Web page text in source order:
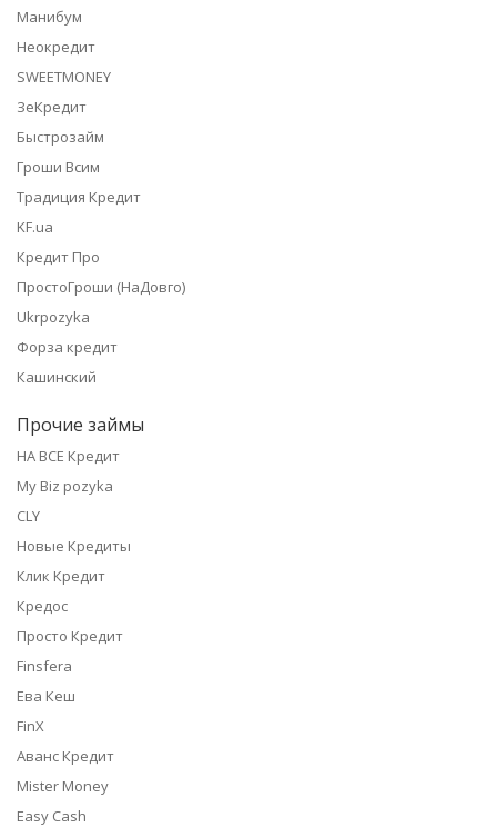
Манибум
Неокредит
SWEETMONEY
ЗеКредит
Быстрозайм
Гроши Всим
Традиция Кредит
KF.ua
Кредит Про
ПростоГроши (НаДовго)
Ukrpozyka
Форза кредит
Кашинский
Прочие займы
НА ВСЕ Кредит
My Biz pozyka
CLY
Новые Кредиты
Клик Кредит
Кредос
Просто Кредит
Finsfera
Ева Кеш
FinX
Аванс Кредит
Mister Money
Easy Cash